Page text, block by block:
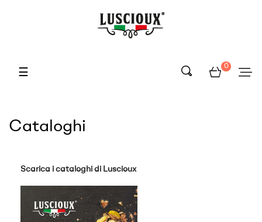
navigazione
☰
0
Cataloghi
Scarica i cataloghi di Luscioux